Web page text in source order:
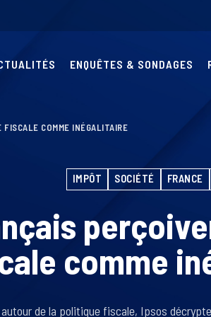
ENQUÊTES & SONDAGES
COMME INÉGALITAIRE
IMPÔT SOCIÉTÉ FRANCE
comme
de la politique fiscale, Ipsos